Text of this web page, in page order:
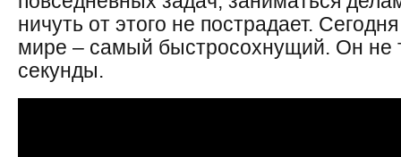
ничуть от этого не пострадает.
мире – самый быстросохнущий. Он не
секунды.